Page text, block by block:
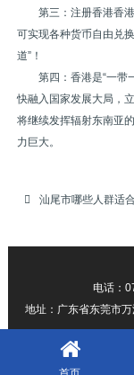
第三：注册香港香
可实现各种货币自由兑
道”！
第四：香港是“一带
快融入国家发展大局，
将继续发挥辐射东南亚
力巨大。
汕尾市哪些人群适合注册
电话：
地址：广东省东莞市